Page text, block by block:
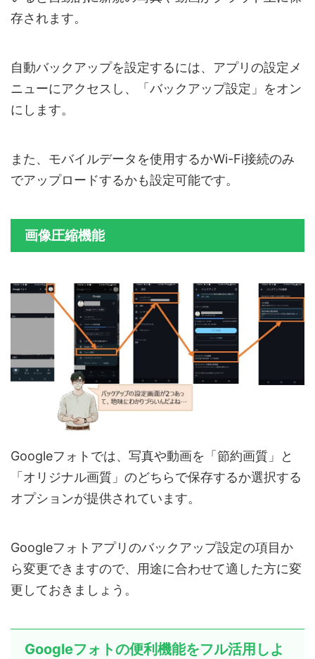
存されます。
自動バックアップを設定するには、アプリの設定メ
ニューにアクセスし、「バックアップ設定」をオン
にします。
また、モバイルデータを使用するかWi-Fi接続のみ
でアップロードするかも設定可能です。
画像圧縮機能
Googleフォトでは、写真や動画を「節約画質」と
「オリジナル画質」のどちらで保存するか選択する
オプションが提供されています。
Googleフォトアプリのバックアップ設定の項目か
ら変更できますので、用途に合わせて適した方に変
更しておきましょう。
Googleフォトの便利機能をフル活用しよ